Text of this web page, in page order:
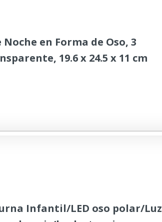
en Forma de Oso, 3
19.6 x 24.5 x 11 cm
Infantil/LED oso polar/Luz